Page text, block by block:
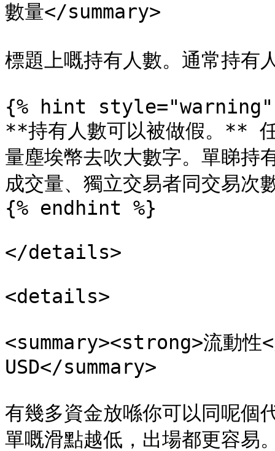
數量</summary>
標題上嘅持有人數。通常持有
{% hint style="warning"
**持有人數可以被做假。**
量塵埃幣去吹大數字。單睇持
成交量、獨立交易者同交易次
{% endhint %}
</details>
<details>
<summary><strong>流動
USD</summary>
有幾多資金放喺你可以同呢個
單嘅滑點越低，出場都更容易